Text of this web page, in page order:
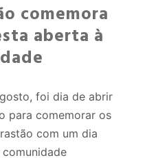
comemora
aberta à
foi dia de abrir
para comemorar os
com um dia